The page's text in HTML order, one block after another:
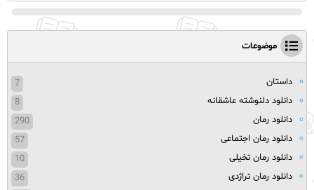
موضوعات
داستان
7
دانلود دلنوشته عاشقانه
8
دانلود رمان
290
دانلود رمان اجتماعی
57
دانلود رمان تخیلی
10
دانلود رمان تراژدی
36